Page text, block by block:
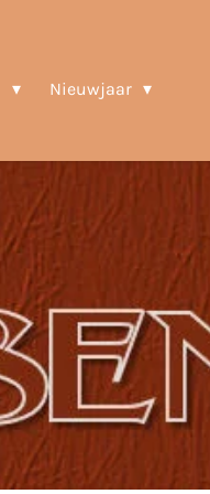
Nieuwjaar